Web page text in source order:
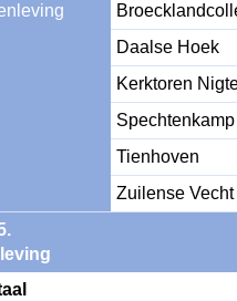
Daalse Hoek
Kerktoren
Spechtenkamp
Tienhoven
Zuilense Vecht